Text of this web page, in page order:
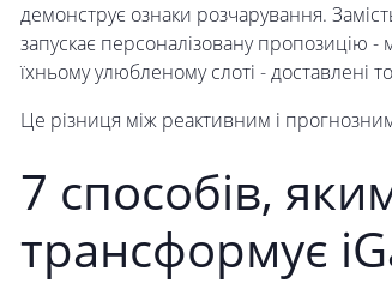
демонструє ознаки розчарування.
запускає персоналізовану пропозицію
їхньому улюбленому слоті -
Це різниця між реактивним і
7 способів,
трансформує